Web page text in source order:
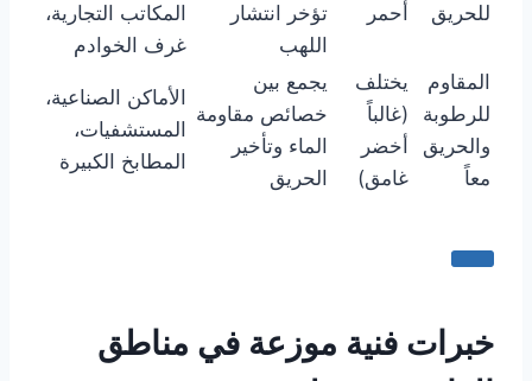
للحريق
أحمر
تؤخر انتشار
اللهب
المكاتب التجارية،
غرف الخوادم
المقاوم
للرطوبة
والحريق
معاً
يختلف
(غالباً
أخضر
غامق)
يجمع بين
خصائص مقاومة
الماء وتأخير
الحريق
الأماكن الصناعية،
المستشفيات،
المطابخ الكبيرة
خبرات فنية موزعة في مناطق